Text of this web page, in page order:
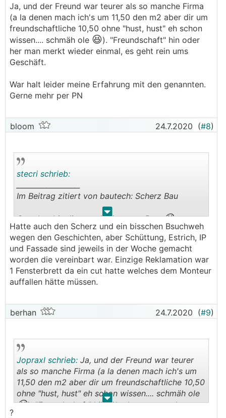
Ja, und der Freund war teurer als so manche Firma
(a la denen mach ich's um 11,50 den m2 aber dir um
freundschaftliche 10,50 ohne "hust, hust" eh schon
wissen.... schmäh ole 😆). "Freundschaft" hin oder
her man merkt wieder einmal, es geht rein ums
Geschäft.
War halt leider meine Erfahrung mit den genannten.
Gerne mehr per PN
bloom 24.7.2020 (#8)
. .
stecri schrieb:
Im Beitrag zitiert von bautech: Scherz Bau
Gut aber bis die starten hast nen Bart😁
Hatte auch den Scherz und ein bisschen Bsuchweh
wegen den Geschichten, aber Schüttung, Estrich, IP
und Fassade sind jeweils in der Woche gemacht
worden die vereinbart war. Einzige Reklamation war
1 Fensterbrett da ein cut hatte welches dem Monteur
auffallen hätte müssen.
berhan 24.7.2020 (#9)
. .
Jopraxl schrieb: Ja, und der Freund war teurer
als so manche Firma (a la denen mach ich's um
11,50 den m2 aber dir um freundschaftliche 10,50
ohne "hust, hust" eh schon wissen.... schmäh ole
😆). "Freundschaft" hin oder her man merkt
?